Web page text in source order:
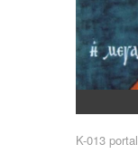
K-013 portal